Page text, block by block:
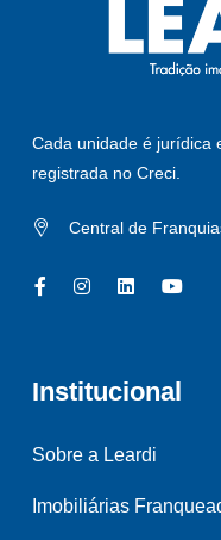
Cada unidade é jurídica
registrada no Creci.
Central de
Institucional
Sobre a Leardi
Imobiliárias